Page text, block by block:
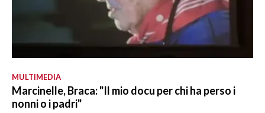
MULTIMEDIA
Marcinelle, Braca: "Il mio docu per chi ha perso i
nonni o i padri"